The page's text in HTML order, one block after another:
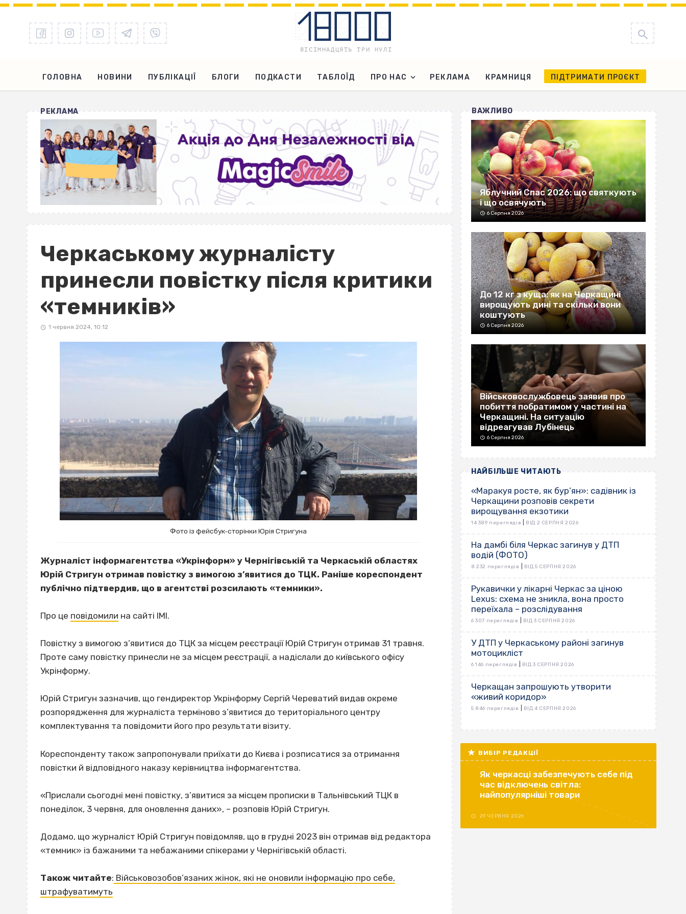
ГОЛОВНА НОВИНИ ПУБЛІКАЦІЇ БЛОГИ ПОДКАСТИ ТАБЛОЇД ПРО НАС РЕКЛАМА КРАМНИЦЯ ПІДТРИМАТИ ПРОЄКТ
РЕКЛАМА
Черкаському журналісту
принесли повістку після критики
«темників»
1 червня 2024, 10:12
Фото із фейсбук‐сторінки Юрія Стригуна
Журналіст інформагентства «Укрінформ» у Чернігівській та Черкаській областях
Юрій Стригун отримав повістку з вимогою з’явитися до ТЦК. Раніше кореспондент
публічно підтвердив, що в агентстві розсилають «темники».
Про це повідомили на сайті ІМІ.
Повістку з вимогою з’явитися до ТЦК за місцем реєстрації Юрій Стригун отримав 31 травня.
Проте саму повістку принесли не за місцем реєстрації, а надіслали до київського офісу
Укрінформу.
Юрій Стригун зазначив, що гендиректор Укрінформу Сергій Череватий видав окреме
розпорядження для журналіста терміново з’явитися до територіального центру
комплектування та повідомити його про результати візиту.
Кореспонденту також запропонували приїхати до Києва і розписатися за отримання
повістки й відповідного наказу керівництва інформагентства.
«Прислали сьогодні мені повістку, з’явитися за місцем прописки в Тальнівський ТЦК в
понеділок, 3 червня, для оновлення даних», – розповів Юрій Стригун.
Додамо, що журналіст Юрій Стригун повідомляв, що в грудні 2023 він отримав від редактора
«темник» із бажаними та небажаними спікерами у Чернігівській області.
Також читайте: Військовозобов’язаних жінок, які не оновили інформацію про себе,
штрафуватимуть
ВАЖЛИВО
Яблучний Спас 2026: що святкують
і що освячують
6 Серпня 2026
До 12 кг з куща: як на Черкащині
вирощують дині та скільки вони
коштують
6 Серпня 2026
Військовослужбовець заявив про
побиття побратимом у частині на
Черкащині. На ситуацію
відреагував Лубінець
6 Серпня 2026
НАЙБІЛЬШЕ ЧИТАЮТЬ
«Маракуя росте, як бур’ян»: садівник із
Черкащини розповів секрети
вирощування екзотики
14 389 переглядів ВІД 2 СЕРПНЯ 2026
На дамбі біля Черкас загинув у ДТП
водій (ФОТО)
8 232 переглядів ВІД 5 СЕРПНЯ 2026
Рукавички у лікарні Черкас за ціною
Lexus: схема не зникла, вона просто
переїхала – розслідування
6 307 переглядів ВІД 3 СЕРПНЯ 2026
У ДТП у Черкаському районі загинув
мотоцикліст
6 146 переглядів ВІД 3 СЕРПНЯ 2026
Черкащан запрошують утворити
«живий коридор»
5 846 переглядів ВІД 4 СЕРПНЯ 2026
ВИБІР РЕДАКЦІЇ
Як черкасці забезпечують себе під
час відключень світла:
найпопулярніші товари
29 ЧЕРВНЯ 2026